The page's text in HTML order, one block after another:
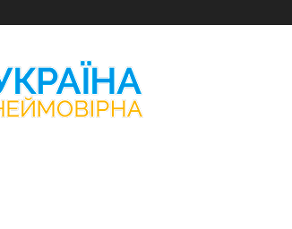
Неймовірна